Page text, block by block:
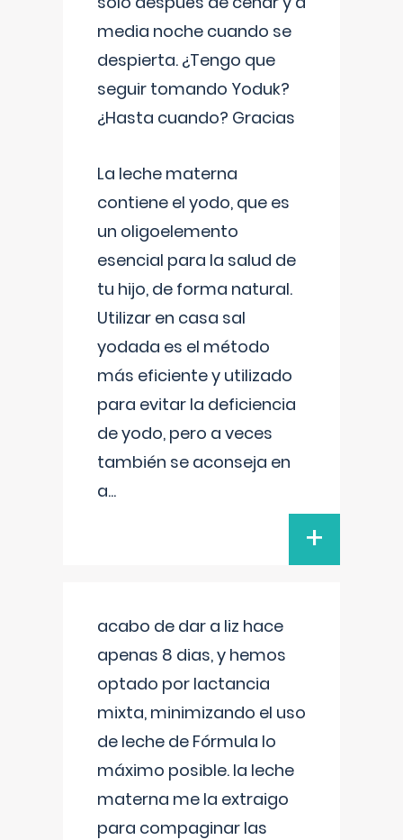
media noche cuando se
despierta. ¿Tengo que
seguir tomando Yoduk?
¿Hasta cuando? Gracias
La leche materna
contiene el yodo, que es
un oligoelemento
esencial para la salud de
tu hijo, de forma natural.
Utilizar en casa sal
yodada es el método
más eficiente y utilizado
para evitar la deficiencia
de yodo, pero a veces
también se aconseja en
a...
+
acabo de dar a liz hace
apenas 8 dias, y hemos
optado por lactancia
mixta, minimizando el uso
de leche de Fórmula lo
máximo posible. la leche
materna me la extraigo
para compaginar las